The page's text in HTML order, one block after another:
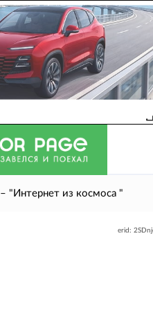
– "Интернет из космоса "
erid: